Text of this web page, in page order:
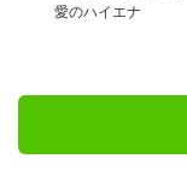
愛のハイエナ